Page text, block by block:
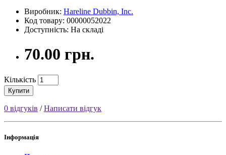
Виробник: Hareline Dubbin, Inc.
Код товару: 00000052022
Доступність: На складі
70.00 грн.
Кількість
Купити
0 відгуків /Написати відгук
Інформація